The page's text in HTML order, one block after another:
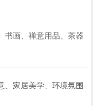
书画、禅意用品、茶器
、家居美学、环境氛围